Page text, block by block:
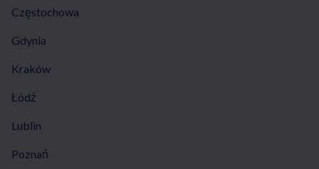
Częstochowa
Gdynia
Kraków
Łódź
Lublin
Poznań